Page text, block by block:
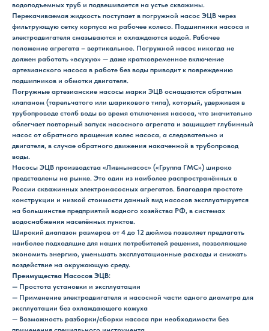
водоподъемных труб и подвешивается на устье скважины.
Перекачиваемая жидкость поступает в погружной насос ЭЦВ через
фильтрующую сетку корпуса на рабочее колесо. Подшипники насоса и
электродвигателя смазываются и охлаждаются водой. Рабочее
положение агрегата – вертикальное. Погружной насос никогда не
должен работать «всухую» — даже кратковременное включение
артезианского насоса в работе без воды приводит к повреждению
подшипников и обмотки двигателя.
Погружные артезианские насосы марки ЭЦВ оснащаются обратным
клапаном (тарельчатого или шарикового типа), который, удерживая в
трубопроводе столб воды во время отключения насоса, что значительно
облегчает повторный запуск насосного агрегата и защищает глубинный
насос от обратного вращения колес насоса, а следовательно и
двигателя, в случае обратного движения накаченной в трубопровод
воды.
Насосы ЭЦВ производства «Ливнынасос» («Группа ГМС») широко
представлены на рынке. Это один из наиболее распространённых в
России скважинных электронасосных агрегатов. Благодаря простоте
конструкции и низкой стоимости данный вид насосов эксплуатируется
на большинстве предприятий водного хозяйства РФ, в системах
водоснабжения населённых пунктов.
Широкий диапазон размеров от 4 до 12 дюймов позволяет предлагать
наиболее подходящие для наших потребителей решения, позволяющие
экономить энергию, уменьшать эксплуатационные расходы и снижать
воздействие на окружающую среду.
Преимущества Насосов ЭЦВ:
— Простота установки и эксплуатации
— Применение электродвигателя и насосной части одного диаметра для
эксплуатации без охлаждающего кожуха
— Возможность разборки/сборки насоса при необходимости без